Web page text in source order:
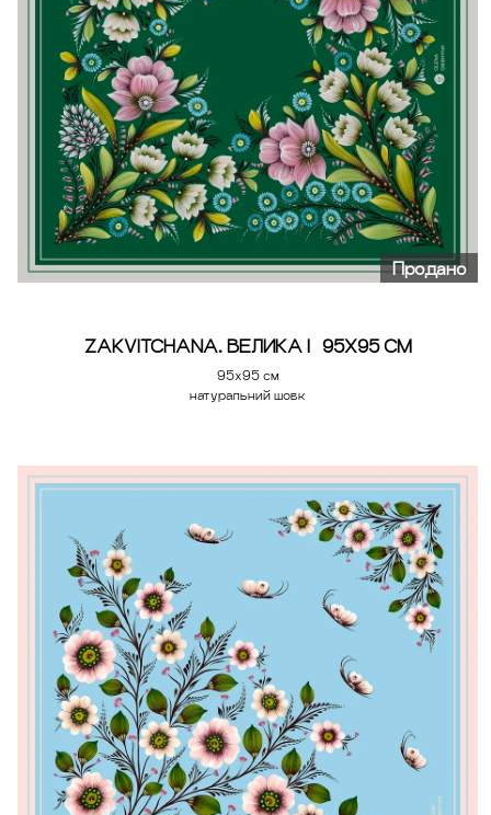
Продано
ZAKVITCHANA. ВЕЛИКА | 95Х95 СМ
95х95 см
натуральний шовк